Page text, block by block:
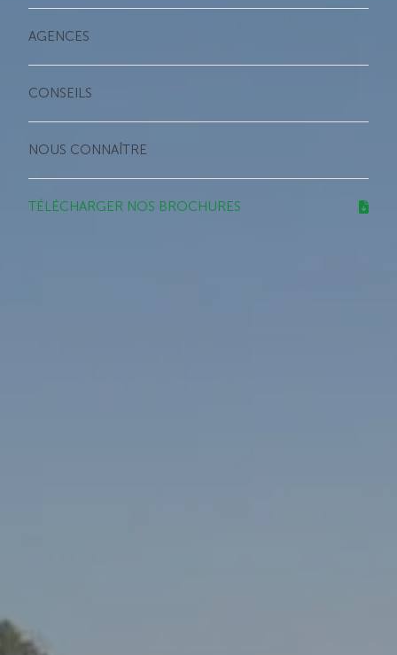
AGENCES
CONSEILS
NOUS CONNAÎTRE
TÉLÉCHARGER NOS BROCHURES